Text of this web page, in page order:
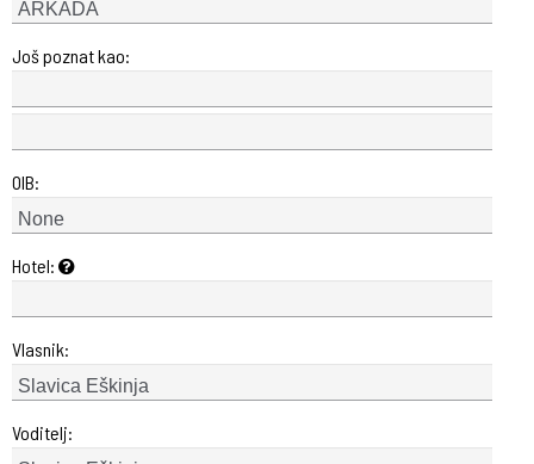
Još poznat kao:
OIB:
Hotel:
Vlasnik:
Voditelj: